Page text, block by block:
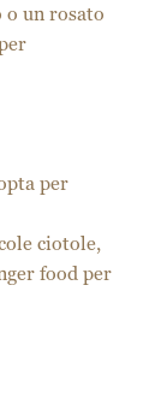
o un rosato
per
ciotole,
food per